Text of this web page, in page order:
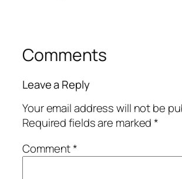
Comments
Leave a Reply
Your email address will not be
Required fields are marked*
Comment*